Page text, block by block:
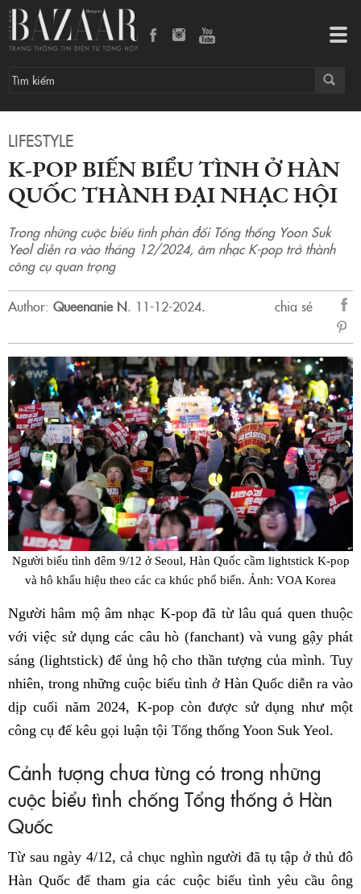
LIFESTYLE
K-POP BIẾN BIỂU TÌNH Ở HÀN
QUỐC THÀNH ĐẠI NHẠC HỘI
Trong những cuộc biểu tình phản đối Tổng thống Yoon Suk
Yeol diễn ra vào tháng 12/2024, âm nhạc K-pop trở thành
công cụ quan trọng
Author: Queenanie N. 11-12-2024.
chia sẻ
sẻ
Người biểu tình đêm 9/12 ở Seoul, Hàn Quốc cầm lightstick K-pop
và hô khẩu hiệu theo các ca khúc phổ biến. Ảnh: VOA Korea
Người hâm mộ âm nhạc K-pop đã từ lâu quá quen thuộc
với việc sử dụng các câu hò (fanchant) và vung gậy phát
sáng (lightstick) để ủng hộ cho thần tượng của mình. Tuy
nhiên, trong những cuộc biểu tình ở Hàn Quốc diễn ra vào
dịp cuối năm 2024, K-pop còn được sử dụng như một
công cụ để kêu gọi luận tội Tổng thống Yoon Suk Yeol.
Cảnh tượng chưa từng có trong những
cuộc biểu tình chống Tổng thống ở Hàn
Quốc
Từ sau ngày 4/12, cả chục nghìn người đã tụ tập ở thủ đô
Hàn Quốc để tham gia các cuộc biểu tình yêu cầu ông